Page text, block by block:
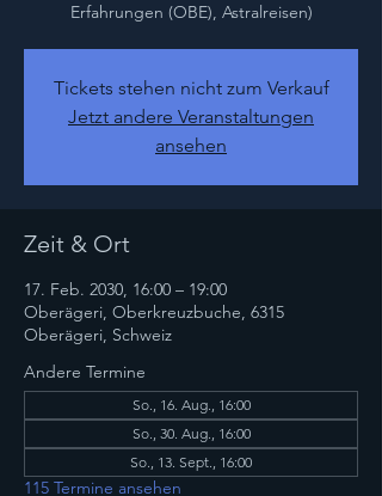
Erfahrungen (OBE), Astralreisen)
Tickets stehen nicht zum Verkauf
Jetzt andere Veranstaltungen
ansehen
Zeit & Ort
17. Feb. 2030, 16:00 – 19:00
Oberägeri, Oberkreuzbuche, 6315
Oberägeri, Schweiz
Andere Termine
So., 16. Aug., 16:00
So., 30. Aug., 16:00
So., 13. Sept., 16:00
115 Termine ansehen